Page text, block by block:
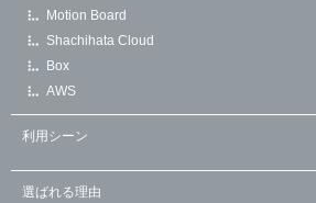
Motion Board
Shachihata Cloud
Box
AWS
利用シーン
選ばれる理由